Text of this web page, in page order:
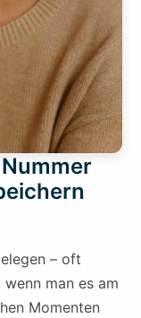
– oft
man es am
Momenten